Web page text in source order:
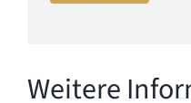
Weitere